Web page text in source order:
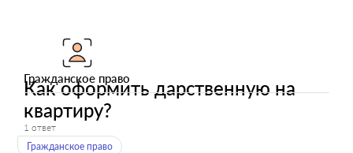
Гражданское право
Как оформить дарственную на
квартиру?
1 ответ
Гражданское право